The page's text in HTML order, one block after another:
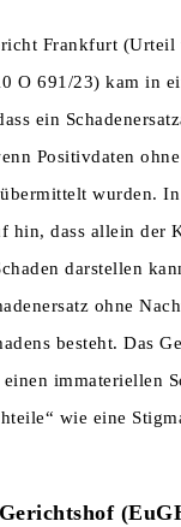
Frankfurt (Urteil
O 691/23) kam in
ein
Positivdaten
wurden.
hin, dass allein der
darstellen
ohne
besteht. Das
immateriellen
wie eine